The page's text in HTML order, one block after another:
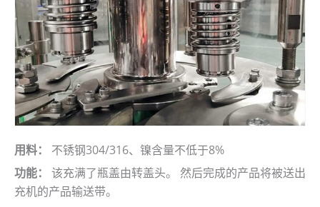
用料： 不锈钢304/316、镍含量不低于8%
功能： 该充满了瓶盖由转盖头。 然后完成的产品将被送出
充机的产品输送带。